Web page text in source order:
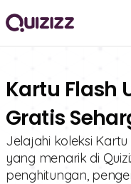
Kartu Flash
Gratis
Jelajahi koleksi Kartu
yang menarik di
penghitungan,